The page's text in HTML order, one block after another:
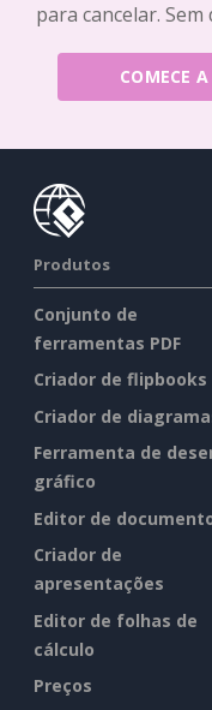
para cancelar.
COMECE
Produtos
Conjunto de
ferramentas PDF
Criador de flipbooks
Criador de
Ferramenta de
gráfico
Editor de
Criador de
apresentações
Editor de folhas de
cálculo
Preços